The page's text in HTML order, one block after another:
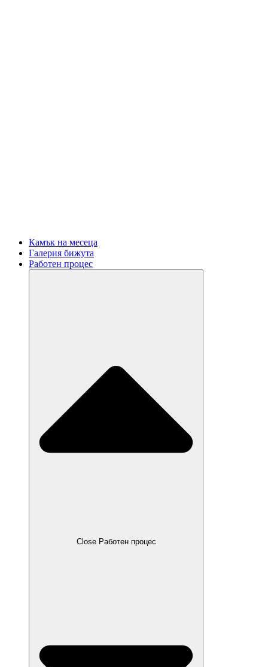
Камък на месеца
Галерия бижута
Работен процес
Close Работен процес